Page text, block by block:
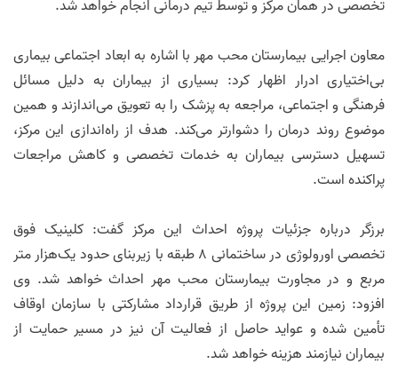
تخصصی در همان مرکز و توسط تیم درمانی انجام خواهد شد.
معاون اجرایی بیمارستان محب مهر با اشاره به ابعاد اجتماعی بیماری
بی‌اختیاری ادرار اظهار کرد: بسیاری از بیماران به دلیل مسائل
فرهنگی و اجتماعی، مراجعه به پزشک را به تعویق می‌اندازند و همین
موضوع روند درمان را دشوارتر می‌کند. هدف از راه‌اندازی این مرکز،
تسهیل دسترسی بیماران به خدمات تخصصی و کاهش مراجعات
پراکنده است.
برزگر درباره جزئیات پروژه احداث این مرکز گفت: کلینیک فوق
تخصصی اورولوژی در ساختمانی ۸ طبقه با زیربنای حدود یک‌هزار متر
مربع و در مجاورت بیمارستان محب مهر احداث خواهد شد. وی
افزود: زمین این پروژه از طریق قرارداد مشارکتی با سازمان اوقاف
تأمین شده و عواید حاصل از فعالیت آن نیز در مسیر حمایت از
بیماران نیازمند هزینه خواهد شد.